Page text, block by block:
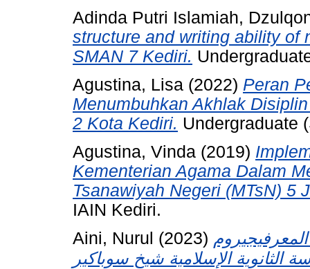
Adinda Putri Islamiah,
structure and writing ability of
SMAN 7 Kediri.
Agustina, Lisa (2022) Peran
Menumbuhkan Akhlak
2 Kota Kediri. Undergraduate
Agustina, Vinda (2019)
Kementerian Agama Dalam
Tsanawiyah Negeri (MTsN) 5
IAIN Kediri.
Aini, Nurul (2023)
الإسلامية شيخ سوباكير